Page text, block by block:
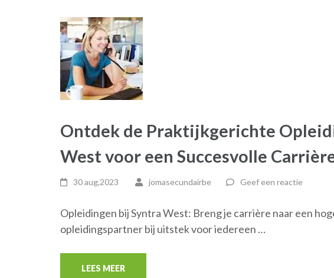
Ontdek de Praktijkgerichte
West voor een Succesvolle
30 aug,2023 jomasecundairbe Geef een reactie
Opleidingen bij Syntra West: Breng je carrière naar een
opleidingspartner bij uitstek voor iedereen …
LEES MEER